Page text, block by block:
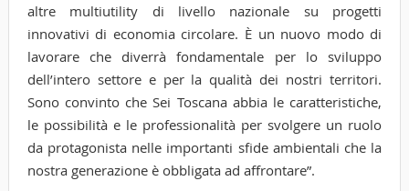
altre multiutility di livello nazionale su progetti
innovativi di economia circolare. È un nuovo modo di
lavorare che diverrà fondamentale per lo sviluppo
dell’intero settore e per la qualità dei nostri territori.
Sono convinto che Sei Toscana abbia le caratteristiche,
le possibilità e le professionalità per svolgere un ruolo
da protagonista nelle importanti sfide ambientali che la
nostra generazione è obbligata ad affrontare”.